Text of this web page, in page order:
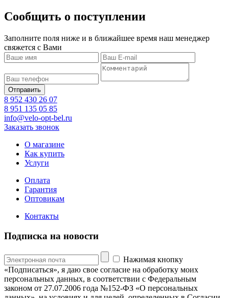
Сообщить о поступлении
Заполните поля ниже и в ближайшее время наш менеджер
свяжется с Вами
8 952 430 26 07
8 951 135 05 85
info@velo-opt-bel.ru
Заказать звонок
О магазине
Как купить
Услуги
Оплата
Гарантия
Оптовикам
Контакты
Подписка на новости
Нажимая кнопку
«Подписаться», я даю свое согласие на обработку моих
персональных данных, в соответствии с Федеральным
законом от 27.07.2006 года №152-ФЗ «О персональных